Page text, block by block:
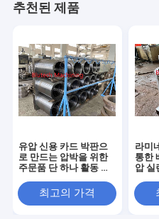
추천된 제품
유압 신용 카드 박판으
로 만드는 압박을 위한
주문품 단 하나 활동 실
최고의 가격
라미
통한
압